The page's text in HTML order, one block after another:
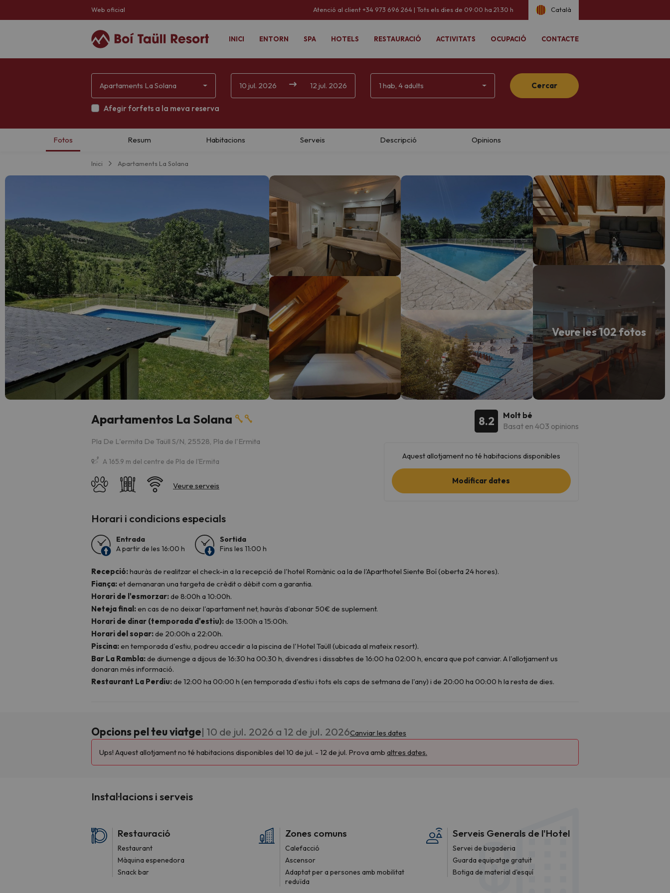
Web oficial Atenció al client +34 973 696 264 | Tots els dies de 09:00 ha 21:30 h Català
INICI ENTORN SPA HOTELS RESTAURACIÓ ACTIVITATS OCUPACIÓ CONTACTE
Apartaments La Solana 10 jul. 2026 12 jul. 2026 1 hab, 4 adults
Afegir forfets a la meva reserva
Cercar
Inici Apartaments La Solana
Veure les 102 fotos
Apartamentos La Solana
Pla De L'ermita De Taüll S/N, 25528, Pla de l'Ermita
A 165.9 m del centre de Pla de l'Ermita
8.2
Molt bé
Basat en 403 opinions
Aquest allotjament no té habitacions disponibles
Modificar dates
Horari i condicions especials
Opcions pel teu viatge| 10 de jul. 2026 a 12 de jul. 2026Canviar les dates
Ups! Aquest allotjament no té habitacions disponibles del 10 de jul. - 12 de jul. Prova amb altres dates.
Instal·lacions i serveis
Restauració
Restaurant
Màquina espenedora
Snack bar
Zones comuns
Calefacció
Ascensor
Adaptat per a persones amb mobilitat
reduïda
Serveis Generals de l'Hotel
Servei de bugaderia
Guarda equipatge gratuit
Botiga de material d'esquí